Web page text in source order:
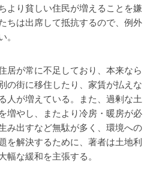
より貧しい住民が増えることを嫌
ちは出席して抵抗するので、例外
。
居が常に不足しており、本来なら
の街に移住したり、家賃が払えな
人が増えている。また、過剰な土
増やし、またより冷房・暖房が必
み出すなど無駄が多く、環境への
を解決するために、著者は土地利
幅な緩和を主張する。